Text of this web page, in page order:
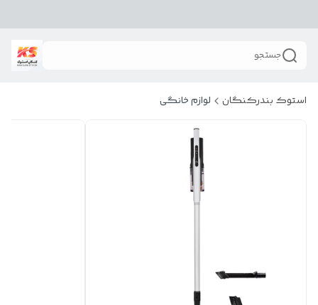
جستجو
استوک بندرکنگان لوازم خانگی